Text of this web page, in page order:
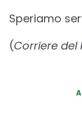
Speriamo
(Corriere del